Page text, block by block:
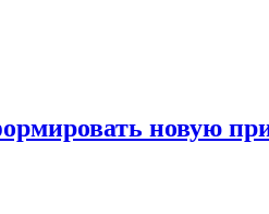
новую